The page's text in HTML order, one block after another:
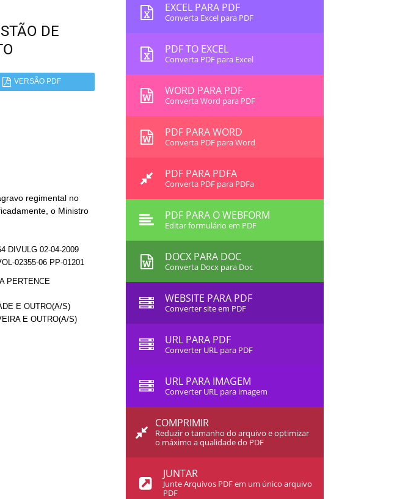
DE
VERSÃO PDF
regimental no
o Ministro
DIVULG 02-04-2009
02355-06 PP-01201
PERTENCE
E OUTRO(A/S)
E OUTRO(A/S)
EXCEL PARA PDF
Converta Excel para PDF
PDF TO EXCEL
Converta PDF para Excel
WORD PARA PDF
Converta Word para PDF
PDF PARA WORD
Converta PDF para Word
PDF PARA PDFA
Converta PDF para PDFa
PDF PARA O WEBFORM
Editar formulário em PDF
DOCX PARA DOC
Converta Docx para Doc
WEBSITE PARA PDF
Converter site em PDF
URL PARA PDF
Converter URL para PDF
URL PARA IMAGEM
Converter URL para imagem
COMPRIMIR
Reduzir o tamanho do arquivo e optimizar
o máximo a qualidade do PDF
JUNTAR
Junte Arquivos PDF em um único arquivo
PDF